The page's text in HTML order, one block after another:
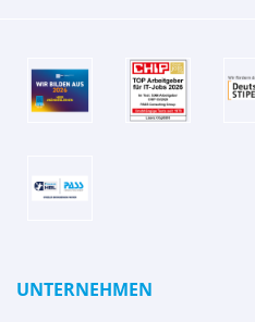
UNTERNEHMEN